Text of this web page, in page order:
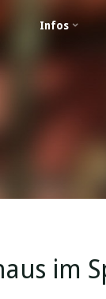
Infos
im